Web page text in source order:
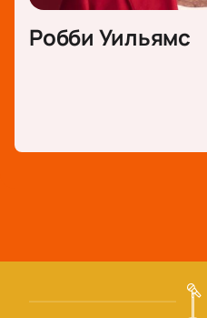
Робби Уильямс